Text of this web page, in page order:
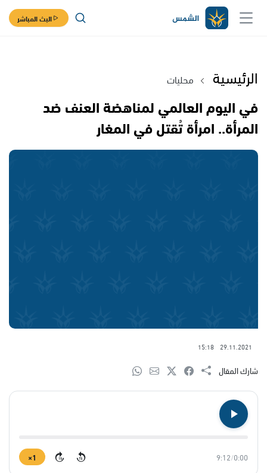
البث المباشر
الرئيسية محليات
في اليوم العالمي لمناهضة العنف ضد
المرأة.. امرأة تُقتل في المغار
29.11.2021
15:18
شارك المقال
0:00
/
9:12
15
15
1×